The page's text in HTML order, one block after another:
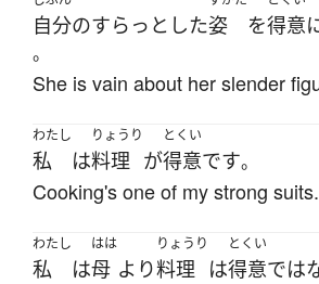
自分のすらっと した姿 を得意
。
She is vain about her slender
わたし
私 は
りょうり
料理 が
とくい
得意です。
Cooking's one of my strong suits.
わたし
私 は
はは
母 より
りょうり
料理 は
とくい
得意では